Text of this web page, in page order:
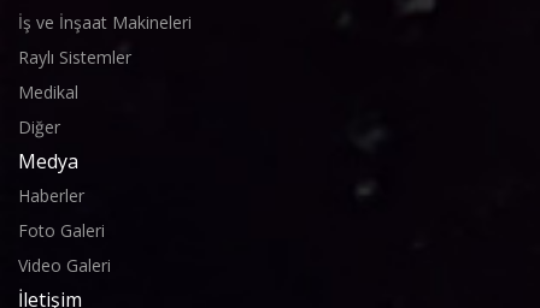
İş ve İnşaat Makineleri
Raylı Sistemler
Medikal
Diğer
Medya
Haberler
Foto Galeri
Video Galeri
İletişim